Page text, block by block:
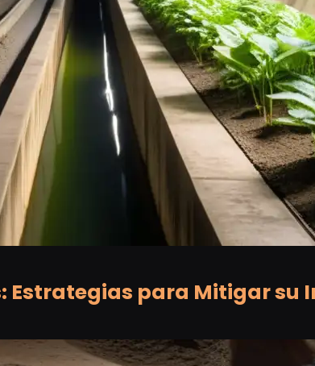
Estrategias para Mitigar su